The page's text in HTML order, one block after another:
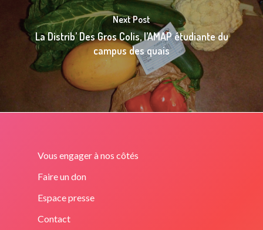
Next Post
La Distrib’ Des Gros Colis, l’AMAP étudiante du
campus des quais
Vous engager à nos côtés
Faire un don
Espace presse
Contact